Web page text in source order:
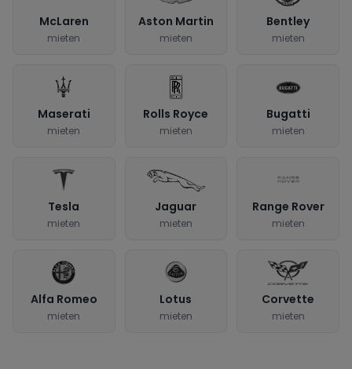
McLaren
mieten
Aston Martin
mieten
Bentley
mieten
Maserati
mieten
Rolls Royce
mieten
Bugatti
mieten
Tesla
mieten
Jaguar
mieten
Range Rover
mieten
Alfa Romeo
mieten
Lotus
mieten
Corvette
mieten